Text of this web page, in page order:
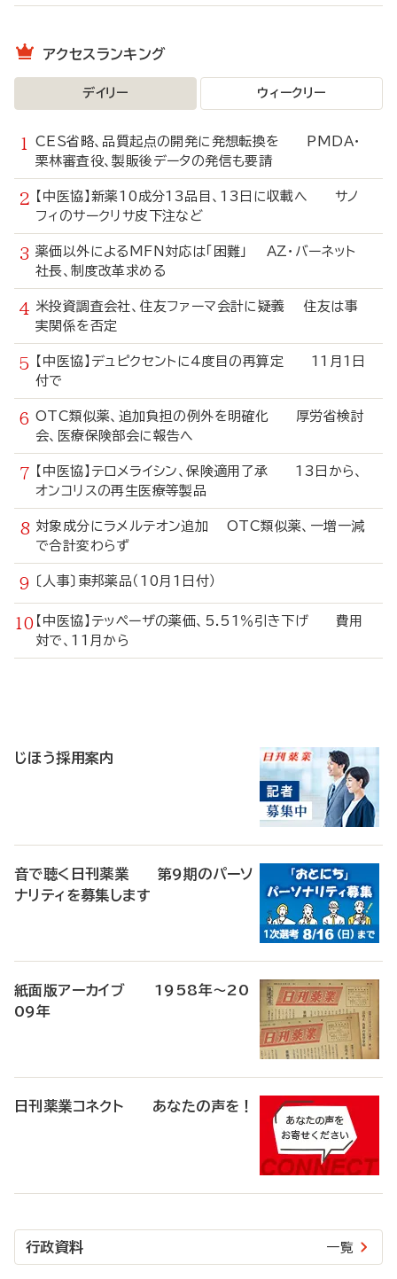
アクセスランキング
デイリー ウィークリー
CES省略、品質起点の開発に発想転換を PMDA・
栗林審査役、製販後データの発信も要請
【中医協】新薬10成分13品目、13日に収載へ サノ
フィのサークリサ皮下注など
薬価以外によるMFN対応は「困難」 AZ・バーネット
社長、制度改革求める
米投資調査会社、住友ファーマ会計に疑義 住友は事
実関係を否定
【中医協】デュピクセントに4度目の再算定 11月1日
付で
OTC類似薬、追加負担の例外を明確化 厚労省検討
会、医療保険部会に報告へ
【中医協】テロメライシン、保険適用了承 13日から、
オンコリスの再生医療等製品
対象成分にラメルテオン追加 OTC類似薬、一増一減
で合計変わらず
〔人事〕東邦薬品（10月1日付）
【中医協】テッペーザの薬価、5.51％引き下げ 費用
対で、11月から
じほう採用案内
音で聴く日刊薬業 第9期のパーソ
ナリティを募集します
紙面版アーカイブ 1958年～20
09年
日刊薬業コネクト あなたの声を！
行政資料 一覧